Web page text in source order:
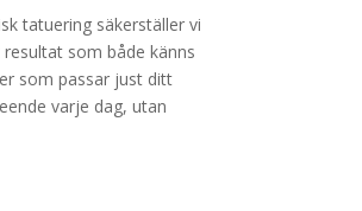
tatuering säkerställer vi
som både känns
som passar just ditt
varje dag, utan